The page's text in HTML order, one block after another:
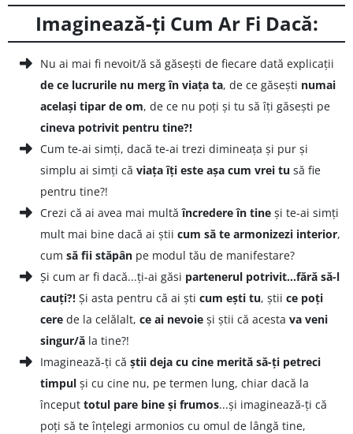
Imaginează-ți Cum Ar Fi Dacă:
Nu ai mai fi nevoit/ă să găsești de fiecare dată explicații
de ce lucrurile nu merg în viața ta, de ce găsești numai
același tipar de om, de ce nu poți și tu să îți găsești pe
cineva potrivit pentru tine?!
Cum te-ai simți, dacă te-ai trezi dimineața și pur și
simplu ai simți că viața îți este așa cum vrei tu să fie
pentru tine?!
Crezi că ai avea mai multăîncredere în tine și te-ai simți
mult mai bine dacă ai știi cum să te armonizezi interior,
cum să fii stăpân pe modul tău de manifestare?
Și cum ar fi dacă...ți-ai găsi partenerul potrivit...fără să-l
cauți?! Și asta pentru că ai ști cum ești tu, știi ce poți
cere de la celălalt, ce ai nevoie și știi că acesta va veni
singur/ă la tine?!
Imaginează-ți că știi deja cu cine merită să-ți petreci
timpul și cu cine nu, pe termen lung, chiar dacă la
început totul pare bine și frumos...și imaginează-ți că
poți să te înțelegi armonios cu omul de lângă tine,